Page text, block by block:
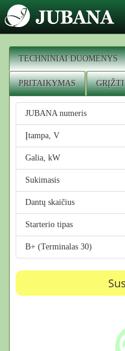
TECHNINIAI DUOMENYS
PRITAIKYMAS GRĮŽTI
JUBANA numeris
Įtampa, V
Galia, kW
Sukimasis
Dantų skaičius
Starterio tipas
B+ (Terminalas 30)